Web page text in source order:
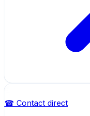
☎ Contact direct